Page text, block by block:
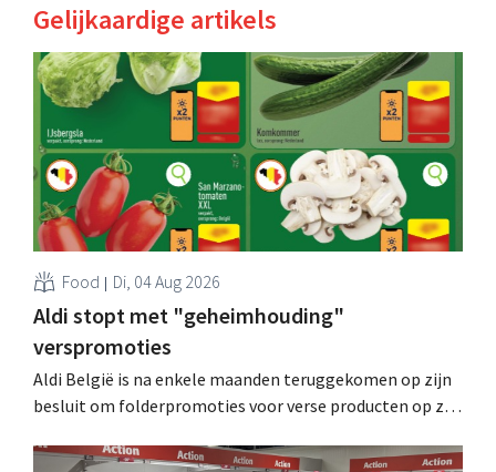
Gelijkaardige artikels
Food Di, 04 Aug 2026
Aldi stopt met "geheimhouding"
verspromoties
Aldi België is na enkele maanden teruggekomen op zijn
besluit om folderpromoties voor verse producten op zijn
werking treden: "Onze klanten willen goed